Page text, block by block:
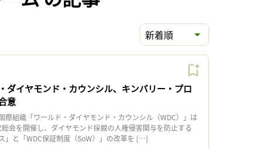
新着順
ダイヤモンド・カウンシル、キンバリー・プロ
意
組織「ワールド・ダイヤモンド・カウンシル（WDC）」は
会を開催し、ダイヤモンド採掘の人権侵害関与を防止する
」と「WDC保証制度（SoW）」の改革を […]